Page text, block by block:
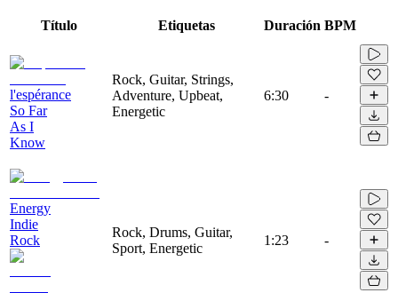
Título Etiquetas Duración BPM
l'espérance
So Far
As I
Know
Rock, Guitar, Strings,
Adventure, Upbeat,
Energetic
6:30 -
Energy
Indie
Rock
Rock, Drums, Guitar,
Sport, Energetic
1:23 -